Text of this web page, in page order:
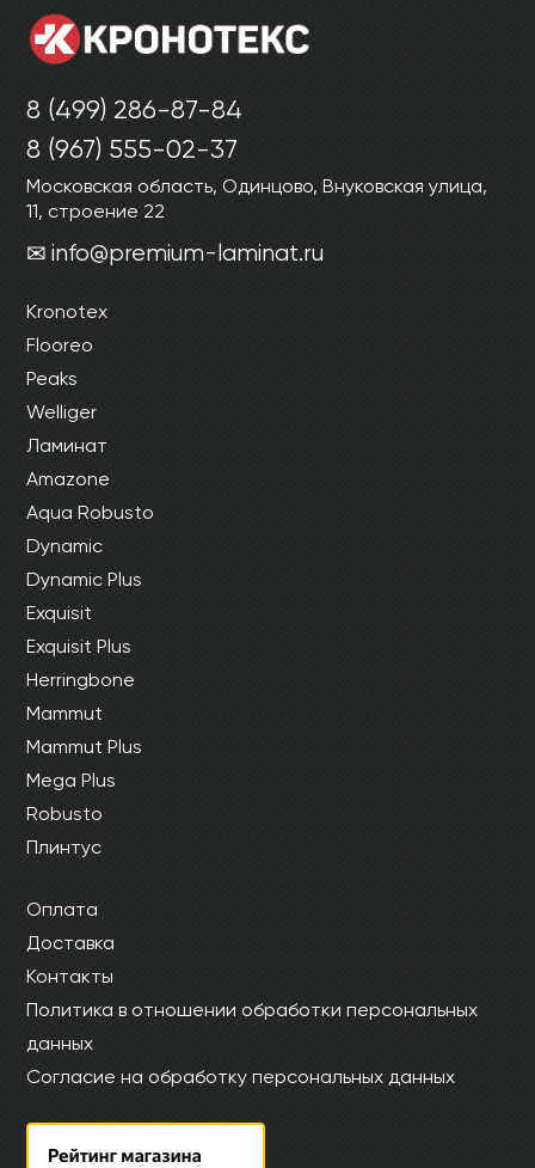
8 (499) 286-87-84
8 (967) 555-02-37
Московская область, Одинцово, Внуковская улица,
11, строение 22
info@premium-laminat.ru
Kronotex
Flooreo
Peaks
Welliger
Ламинат
Amazone
Aqua Robusto
Dynamic
Dynamic Plus
Exquisit
Exquisit Plus
Herringbone
Mammut
Mammut Plus
Mega Plus
Robusto
Плинтус
Оплата
Доставка
Контакты
Политика в отношении обработки персональных
данных
Согласие на обработку персональных данных